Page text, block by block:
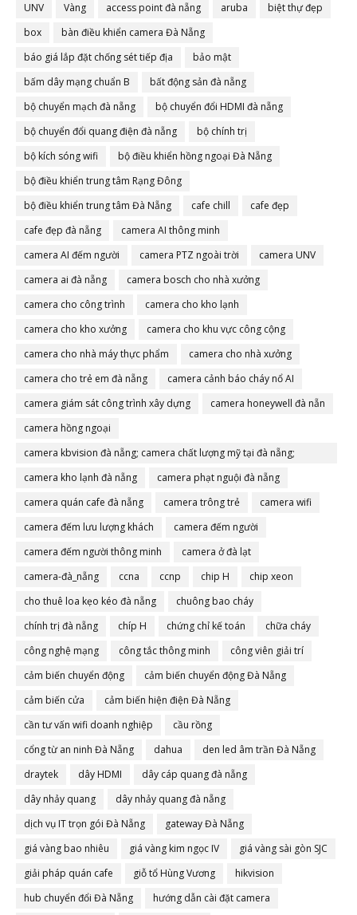
UNV
Vàng access point đà nẵng aruba
biệt thự đẹp
box
bàn điều khiển camera Đà Nẵng
báo giá lắp đặt chống sét tiếp địa
bảo mật
bấm dây mạng chuẩn B
bất động sản đà nẵng
bộ chuyển mạch đà nẵng
bộ chuyển đổi HDMI đà nẵng
bộ chuyển đổi quang điện đà nẵng
bộ chính trị
bộ kích sóng wifi
bộ điều khiển hồng ngoại Đà Nẵng
bộ điều khiển trung tâm Rạng Đông
bộ điều khiển trung tâm Đà Nẵng
cafe chill
cafe đẹp
cafe đẹp đà nẵng
camera AI thông minh
camera AI đếm người
camera PTZ ngoài trời
camera UNV
camera ai đà nẵng
camera bosch cho nhà xưởng
camera cho công trình
camera cho kho lạnh
camera cho kho xưởng
camera cho khu vực công cộng
camera cho nhà máy thực phẩm
camera cho nhà xưởng
camera cho trẻ em đà nẵng
camera cảnh báo cháy nổ AI
camera giám sát công trình xây dựng
camera honeywell đà nẵn
camera hồng ngoại
camera kbvision đà nẵng; camera chất lượng mỹ tại đà nẵng;
camera đà nẵng
camera kho lạnh đà nẵng
camera phạt nguội đà nẵng
camera quán cafe đà nẵng
camera trông trẻ
camera wifi
camera đếm lưu lượng khách
camera đếm người
camera đếm người thông minh
camera ở đà lạt
camera-đà_nẵng
ccna ccnp chip H
chip xeon
cho thuê loa kẹo kéo đà nẵng
chuông bao cháy
chính trị đà nẵng
chíp H chứng chỉ kế toán
chữa cháy
công nghệ mạng
công tắc thông minh
công viên giải trí
cảm biến chuyển động
cảm biến chuyển động Đà Nẵng
cảm biến cửa
cảm biến hiện điện Đà Nẵng
cần tư vấn wifi doanh nghiệp
cầu rồng
cổng từ an ninh Đà Nẵng
dahua
den led âm trần Đà Nẵng
draytek
dây HDMI
dây cáp quang đà nẵng
dây nhảy quang
dây nhảy quang đà nẵng
dịch vụ IT trọn gói Đà Nẵng
gateway Đà Nẵng
giá vàng bao nhiêu
giá vàng kim ngọc IV
giá vàng sài gòn SJC
giải pháp quán cafe
giỗ tổ Hùng Vương
hikvision
hub chuyển đổi Đà Nẵng
hướng dẫn cài đặt camera